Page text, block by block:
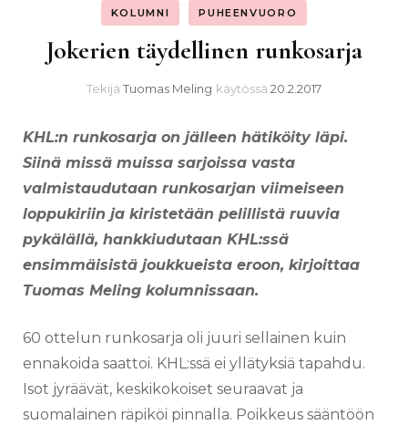
KOLUMNI PUHEENVUORO
Jokerien täydellinen runkosarja
Tekijä Tuomas Meling käytössä 20.2.2017
KHL:n runkosarja on jälleen hätiköity läpi.
Siinä missä muissa sarjoissa vasta
valmistaudutaan runkosarjan viimeiseen
loppukiriin ja kiristetään pelillistä ruuvia
pykälällä, hankkiudutaan KHL:ssä
ensimmäisistä joukkueista eroon, kirjoittaa
Tuomas Meling kolumnissaan.
60 ottelun runkosarja oli juuri sellainen kuin
ennakoida saattoi. KHL:ssä ei yllätyksiä tapahdu.
Isot jyräävät, keskikokoiset seuraavat ja
suomalainen räpiköi pinnalla. Poikkeus sääntöön